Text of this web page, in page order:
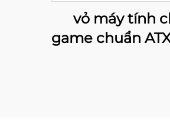
vỏ máy tính
game chuẩn